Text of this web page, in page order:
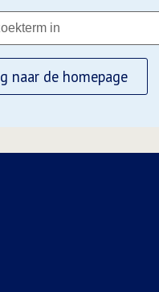
naar de homepage